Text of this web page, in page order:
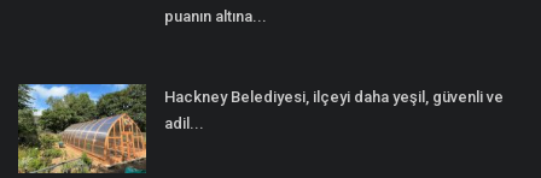
puanın altına...
Hackney Belediyesi, ilçeyi daha yeşil, güvenli ve
adil...